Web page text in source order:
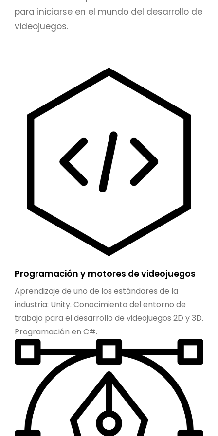
para iniciarse en el mundo del desarrollo de
videojuegos.
Programación y motores de videojuegos
Aprendizaje de uno de los estándares de la
industria: Unity. Conocimiento del entorno de
trabajo para el desarrollo de videojuegos 2D y 3D.
Programación en C#.